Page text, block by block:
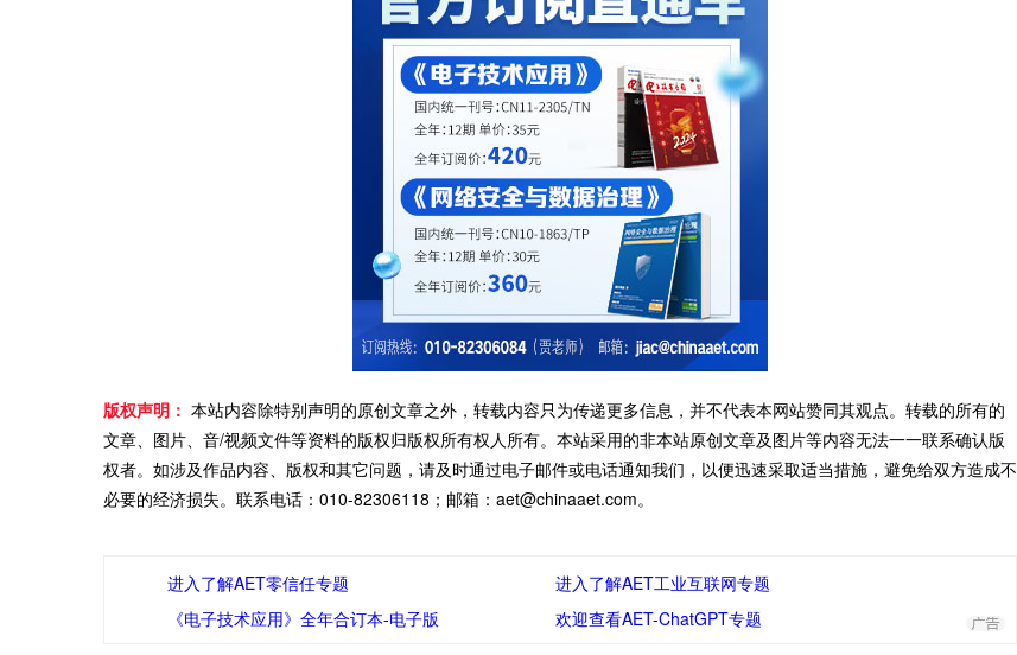
版权声明： 本站内容除特别声明的原创文章之外，转载内容只为传递更多信息，并不代表本网站赞同其观点。转载的所有的
文章、图片、音/视频文件等资料的版权归版权所有权人所有。本站采用的非本站原创文章及图片等内容无法一一联系确认版
权者。如涉及作品内容、版权和其它问题，请及时通过电子邮件或电话通知我们，以便迅速采取适当措施，避免给双方造成不
必要的经济损失。联系电话：010-82306118；邮箱：aet@chinaaet.com。
进入了解AET零信任专题
进入了解AET工业互联网专题
《电子技术应用》全年合订本-电子版
欢迎查看AET-ChatGPT专题